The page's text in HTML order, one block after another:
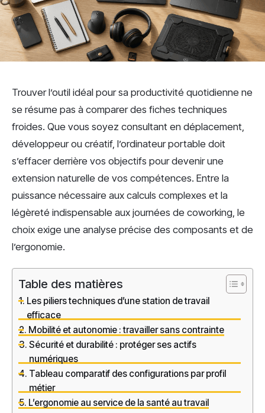
Trouver l’outil idéal pour sa productivité quotidienne ne
se résume pas à comparer des fiches techniques
froides. Que vous soyez consultant en déplacement,
développeur ou créatif, l’ordinateur portable doit
s’effacer derrière vos objectifs pour devenir une
extension naturelle de vos compétences. Entre la
puissance nécessaire aux calculs complexes et la
légèreté indispensable aux journées de coworking, le
choix exige une analyse précise des composants et de
l’ergonomie.
Table des matières
Les piliers techniques d’une station de travail
efficace
Mobilité et autonomie : travailler sans contrainte
Sécurité et durabilité : protéger ses actifs
numériques
Tableau comparatif des configurations par profil
métier
L’ergonomie au service de la santé au travail